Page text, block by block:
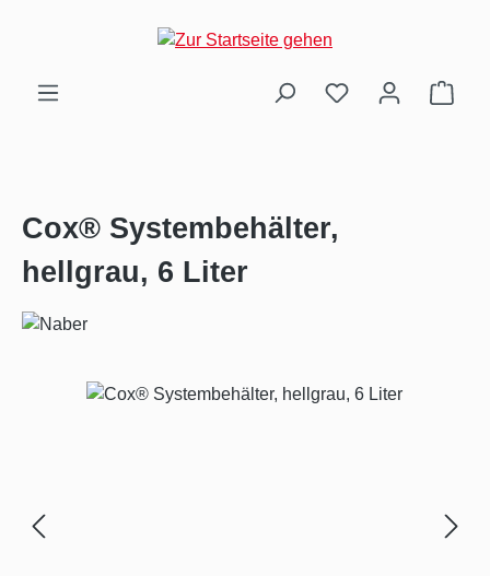
Zum Hauptinhalt springen
Cox® Systembehälter,
hellgrau, 6 Liter
Bildergalerie überspringen